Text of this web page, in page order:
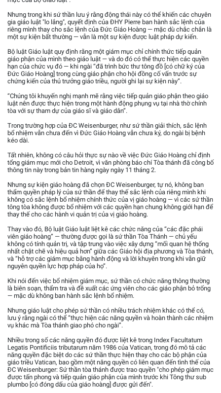
Nhưng trong khi sứ thần lưu ý rằng động thái này có thể khiến các chuyên
gia giáo luật "lo lắng", quyết định của ĐHY Pierre ban hành sắc lệnh của
riêng mình thay cho sắc lệnh của Đức Giáo Hoàng — mặc dù chắc chắn là
một sự kiện bất thường — vẫn là một sự kiện được luật pháp dự kiến.
Bộ luật Giáo luật quy định rằng một giám mục chỉ chính thức tiếp quản
giáo phận của mình theo giáo luật — và do đó có thể thực hiện các quyền
hạn của chức vụ đó — khi ngài “đã trình bức thư tông đồ [có chữ ký của
Đức Giáo Hoàng] trong cùng giáo phận cho hội đồng cố vấn trước sự
chứng kiến của thủ trưởng giáo triều, người ghi lại sự kiện này”.
“Chúng tôi khuyến nghị mạnh mẽ rằng việc tiếp quản giáo phận theo giáo
luật nên được thực hiện trong một hành động phụng vụ tại nhà thờ chính
tòa với sự tham dự của giáo sĩ và giáo dân”.
Trong trường hợp của ĐC Weisenburger, như sứ thần giải thích, sắc lệnh
bổ nhiệm vẫn chưa đến vì Đức Giáo Hoàng vẫn chưa ký, do ngài bị bệnh
kéo dài.
Tất nhiên, không có câu hỏi thực sự nào về việc Đức Giáo Hoàng chỉ định
tổng giám mục mới cho Detroit, vì văn phòng báo chí Tòa thánh đã công bố
thông tin này trong bản tin hàng ngày ngày 11 tháng 2.
Nhưng sự kiện giáo hoàng đã chọn ĐC Weisenburger, tự nó, không ban
thẩm quyền pháp lý của sứ thần để thay thế sắc lệnh của riêng mình khi
không có sắc lệnh bổ nhiệm chính thức của vị giáo hoàng — vì các sứ thần
tông tòa không được bổ nhiệm với các quyền hạn chung không giới hạn để
thay thế cho các hành vi quản trị của vị giáo hoàng.
Thay vào đó, Bộ luật Giáo luật liệt kê các chức năng của “các đặc phái
viên giáo hoàng” — thường được gọi là sứ thần Tòa Thánh — chủ yếu
không có tính quản trị, và tập trung vào việc xây dựng “mối quan hệ thống
nhất chặt chẽ và hiệu quả hơn” giữa các Giáo hội địa phương và Tòa thánh,
và “hỗ trợ các giám mục bằng hành động và lời khuyên trong khi vẫn giữ
nguyên quyền lực hợp pháp của họ”.
Khi nói đến việc bổ nhiệm giám mục, sứ thần có chức năng thông thường
là biên soạn, thẩm tra và đề xuất các ứng viên cho các giáo phận bỏ trống
— mặc dù không ban hành sắc lệnh bổ nhiệm.
Nhưng giáo luật cho phép sứ thần có nhiều trách nhiệm khác có thể có,
lưu ý rằng ngài có thể “thực hiện các năng quyền và hoàn thành các nhiệm
vụ khác mà Tòa thánh giao phó cho ngài”.
Nhiều trong số các năng quyền đó được liệt kê trong Index Facultatum
Legatis Pontificiis tributarum năm 1986 của Vatican, trong đó mô tả các
năng quyền đặc biệt do các sứ thần thực hiện thay cho các bộ phận của
giáo triều Vatican, bao gồm một năng quyền có liên quan đến tình thế của
ĐC Weisenburger: Sứ thần tòa thánh được trao quyền "cho phép giám mục
được tấn phong và tiếp quản giáo phận của mình trước khi Tông thư sub
plumbo [có đóng dấu của giáo hoàng] được gửi đến".